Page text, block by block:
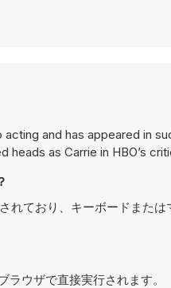
and has appeared in
heads as Carrie in HBO’s
ており、キーボードまた
ウザで直接実行されます。